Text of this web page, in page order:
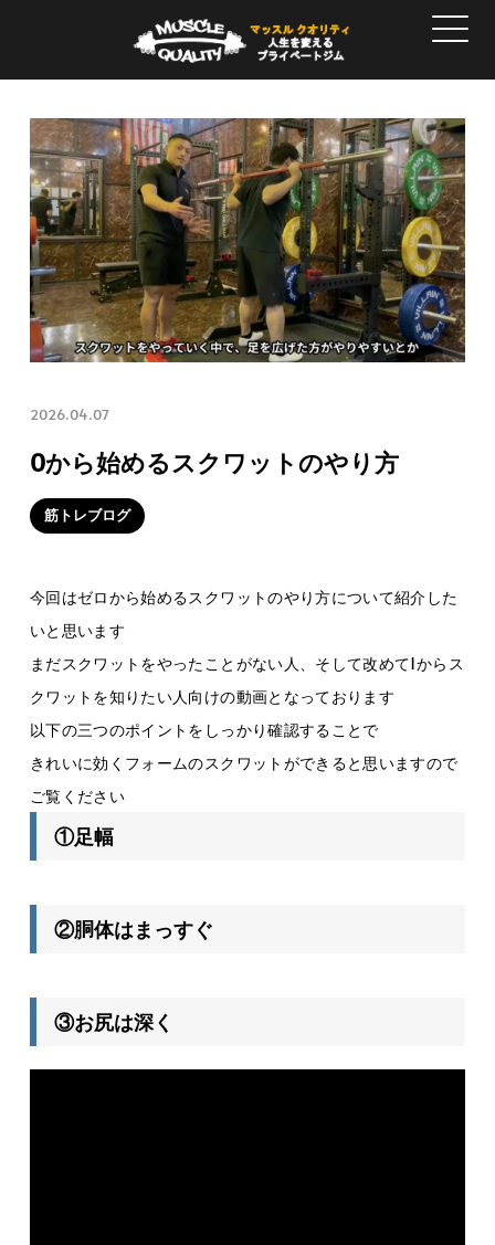
2026.04.07
0から始めるスクワットのやり方
筋トレブログ
今回はゼロから始めるスクワットのやり方について紹介した
いと思います
まだスクワットをやったことがない人、そして改めて1からス
クワットを知りたい人向けの動画となっております
以下の三つのポイントをしっかり確認することで
きれいに効くフォームのスクワットができると思いますので
ご覧ください
①足幅
②胴体はまっすぐ
③お尻は深く